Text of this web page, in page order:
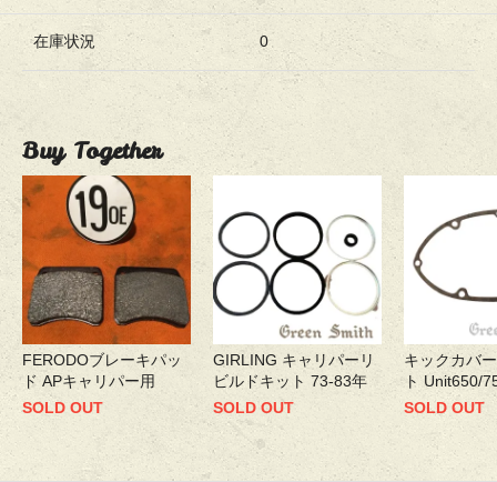
在庫状況 0
Buy Together
FERODOブレーキパッ
ド APキャリパー用
SOLD OUT
GIRLING キャリパーリ
ビルドキット 73-83年
SOLD OUT
キックカバ
ト Unit650/
SOLD OUT